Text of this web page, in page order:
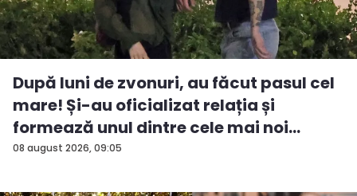
08 august 2026, 09:05
După luni de zvonuri, au făcut pasul cel
mare! Și-au oficializat relația și
formează unul dintre cele mai noi
cuplu...